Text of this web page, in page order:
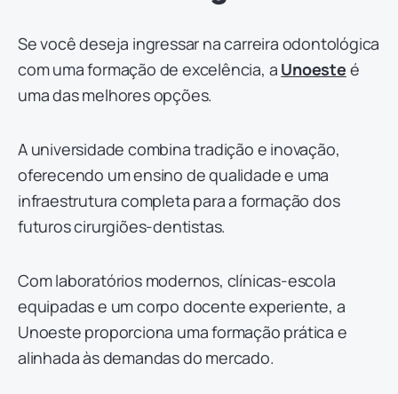
Se você deseja ingressar na carreira odontológica
com uma formação de excelência, a Unoeste é
uma das melhores opções.
A universidade combina tradição e inovação,
oferecendo um ensino de qualidade e uma
infraestrutura completa para a formação dos
futuros cirurgiões-dentistas.
Com laboratórios modernos, clínicas-escola
equipadas e um corpo docente experiente, a
Unoeste proporciona uma formação prática e
alinhada às demandas do mercado.